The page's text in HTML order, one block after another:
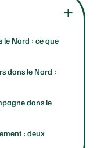
le Nord : ce que
dans le Nord :
dans le
: deux